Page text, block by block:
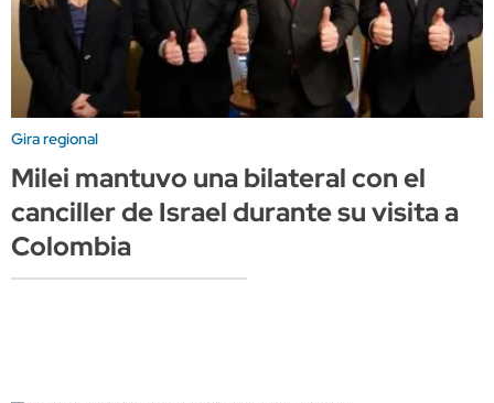
Gira regional
Milei mantuvo una bilateral con el
canciller de Israel durante su visita a
Colombia